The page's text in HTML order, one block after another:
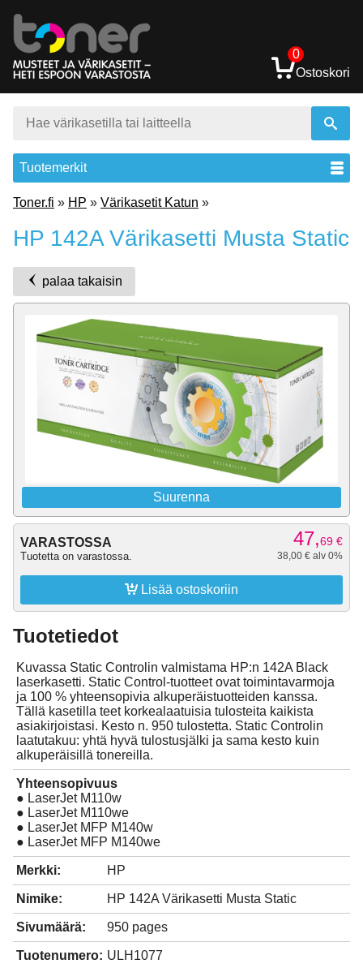
0
Ostoskori
Tuotemerkit
Toner.fi » HP » Värikasetit Katun »
HP 142A Värikasetti Musta Static
palaa takaisin
Suurenna
VARASTOSSA
Tuotetta on varastossa.
47,69 €
38,00 € alv 0%
 Lisää ostoskoriin
Tuotetiedot
Kuvassa Static Controlin valmistama HP:n 142A Black
laserkasetti. Static Control-tuotteet ovat toimintavarmoja
ja 100 % yhteensopivia alkuperäistuotteiden kanssa.
Tällä kasetilla teet korkealaatuisia tulosteita kaikista
asiakirjoistasi. Kesto n. 950 tulostetta. Static Controlin
laatutakuu: yhtä hyvä tulostusjälki ja sama kesto kuin
alkuperäisillä tonereilla.
Yhteensopivuus
● LaserJet M110w
● LaserJet M110we
● LaserJet MFP M140w
● LaserJet MFP M140we
Merkki: HP
Nimike: HP 142A Värikasetti Musta Static
Sivumäärä: 950 pages
Tuotenumero: ULH1077